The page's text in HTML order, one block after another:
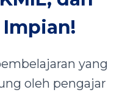
yang
oleh pengajar